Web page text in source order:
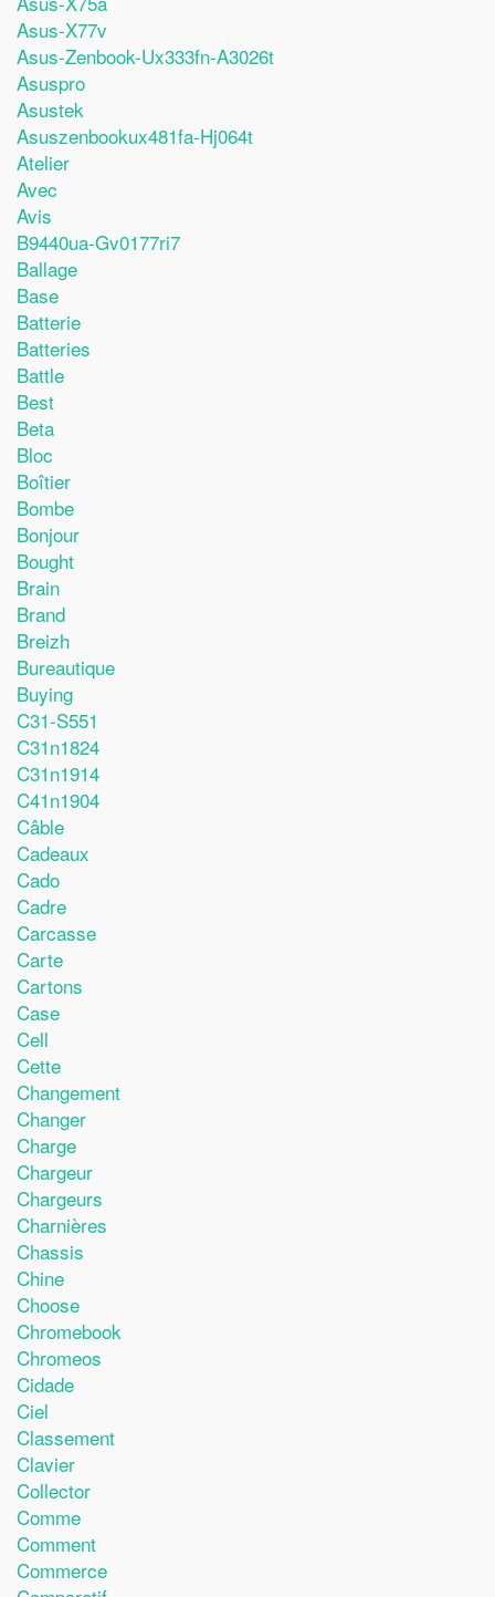
Asus-X77v
Asus-Zenbook-Ux333fn-A3026t
Asuspro
Asustek
Asuszenbookux481fa-Hj064t
Atelier
Avec
Avis
B9440ua-Gv0177ri7
Ballage
Base
Batterie
Batteries
Battle
Best
Beta
Bloc
Boîtier
Bombe
Bonjour
Bought
Brain
Brand
Breizh
Bureautique
Buying
C31-S551
C31n1824
C31n1914
C41n1904
Câble
Cadeaux
Cado
Cadre
Carcasse
Carte
Cartons
Case
Cell
Cette
Changement
Changer
Charge
Chargeur
Chargeurs
Charnières
Chassis
Chine
Choose
Chromebook
Chromeos
Cidade
Ciel
Classement
Clavier
Collector
Comme
Comment
Commerce